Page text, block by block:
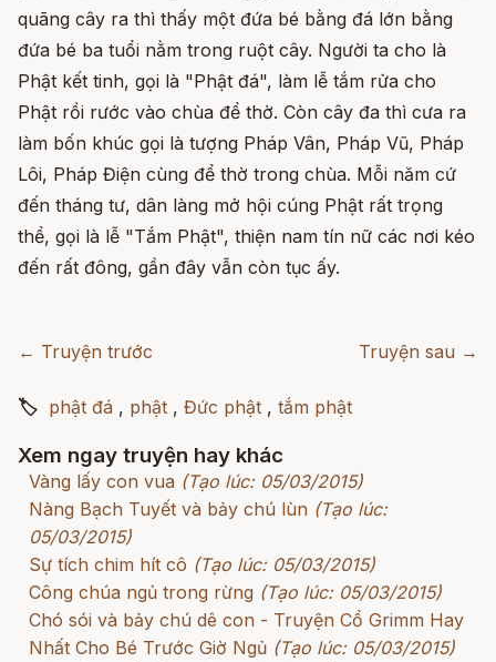
quãng cây ra thì thấy một đứa bé bằng đá lớn bằng
đứa bé ba tuổi nằm trong ruột cây. Người ta cho là
Phật kết tinh, gọi là "Phật đá", làm lễ tắm rửa cho
Phật rồi rước vào chùa để thờ. Còn cây đa thì cưa ra
làm bốn khúc gọi là tượng Pháp Vân, Pháp Vũ, Pháp
Lôi, Pháp Điện cùng để thờ trong chùa. Mỗi năm cứ
đến tháng tư, dân làng mở hội cúng Phật rất trọng
thể, gọi là lễ "Tắm Phật", thiện nam tín nữ các nơi kéo
đến rất đông, gần đây vẫn còn tục ấy.
← Truyện trước Truyện sau →
🏷 phật đá , phật , Đức phật , tắm phật
Xem ngay truyện hay khác
Vàng lấy con vua (Tạo lúc: 05/03/2015)
Nàng Bạch Tuyết và bảy chú lùn (Tạo lúc:
05/03/2015)
Sự tích chim hít cô (Tạo lúc: 05/03/2015)
Công chúa ngủ trong rừng (Tạo lúc: 05/03/2015)
Chó sói và bảy chú dê con - Truyện Cổ Grimm Hay
Nhất Cho Bé Trước Giờ Ngủ (Tạo lúc: 05/03/2015)